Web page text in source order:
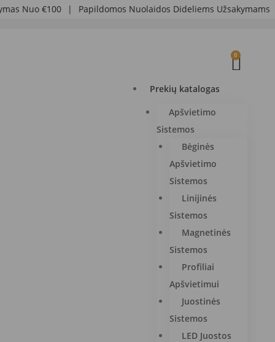
Nuo €100 | Papildomos Nuolaidos Dideliems Užsakymams |
0
Prekių katalogas
Apšvietimo
Sistemos
Bėginės
Apšvietimo
Sistemos
Linijinės
Sistemos
Magnetinės
Sistemos
Profiliai
Apšvietimui
Juostinės
Sistemos
LED Juostos